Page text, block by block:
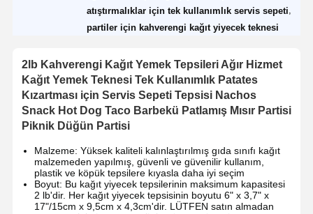
atıştırmalıklar için tek kullanımlık servis sepeti
partiler için kahverengi kağıt yiyecek teknesi
2lb Kahverengi Kağıt Yemek Tepsileri Ağır Hizmet
Kağıt Yemek Teknesi Tek Kullanımlık Patates
Kızartması için Servis Sepeti Tepsisi Nachos
Snack Hot Dog Taco Barbekü Patlamış Mısır Partisi
Piknik Düğün Partisi
Malzeme: Yüksek kaliteli kalınlaştırılmış gıda sınıfı kağıt
malzemeden yapılmış, güvenli ve güvenilir kullanım,
plastik ve köpük tepsilere kıyasla daha iyi seçim
Boyut: Bu kağıt yiyecek tepsilerinin maksimum kapasitesi
2 lb'dir. Her kağıt yiyecek tepsisinin boyutu 6" x 3,7" x
17"/15cm x 9,5cm x 4,3cm'dir. LÜTFEN satın almadan